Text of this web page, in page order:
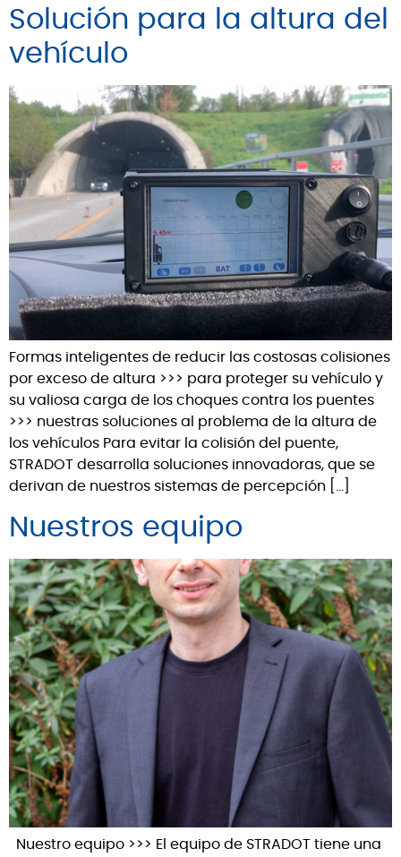
Solución para la altura del
vehículo
Formas inteligentes de reducir las costosas colisiones
por exceso de altura >>> para proteger su vehículo y
su valiosa carga de los choques contra los puentes
>>> nuestras soluciones al problema de la altura de
los vehículos Para evitar la colisión del puente,
STRADOT desarrolla soluciones innovadoras, que se
derivan de nuestros sistemas de percepción […]
Nuestros equipo
Nuestro equipo >>> El equipo de STRADOT tiene una